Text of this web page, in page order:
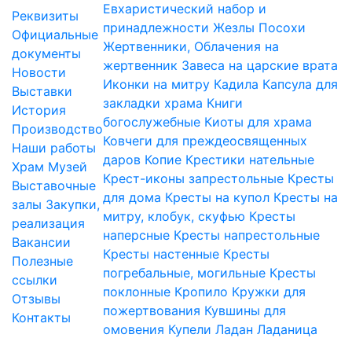
Реквизиты
Официальные
документы
Новости
Выставки
История
Производство
Наши работы
Храм Музей
Выставочные
залы Закупки,
реализация
Вакансии
Полезные
ссылки
Отзывы
Контакты
Евхаристический набор и
принадлежности Жезлы Посохи
Жертвенники, Облачения на
жертвенник Завеса на царские врата
Иконки на митру Кадила Капсула для
закладки храма Книги
богослужебные Киоты для храма
Ковчеги для преждеосвященных
даров Копие Крестики нательные
Крест-иконы запрестольные Кресты
для дома Кресты на купол Кресты на
митру, клобук, скуфью Кресты
наперсные Кресты напрестольные
Кресты настенные Кресты
погребальные, могильные Кресты
поклонные Кропило Кружки для
пожертвования Кувшины для
омовения Купели Ладан Ладаница